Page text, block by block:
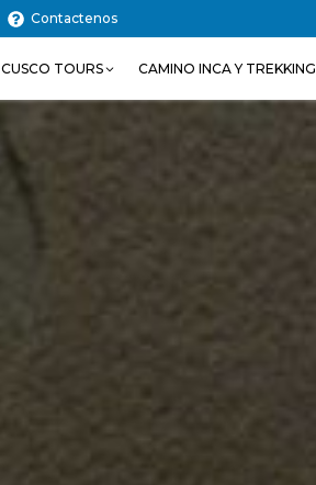
Contactenos
CUSCO TOURS CAMINO INCA Y TREKKING